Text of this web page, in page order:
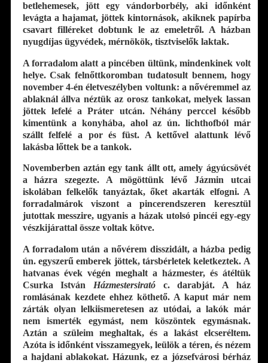
betlehemesek, jött egy vándorborbély, aki időnként
levágta a hajamat, jöttek kintornások, akiknek papírba
csavart filléreket dobtunk le az emeletről. A házban
nyugdíjas ügyvédek, mérnökök, tisztviselők laktak.
A forradalom alatt a pincében ültünk, mindenkinek volt
helye. Csak felnőttkoromban tudatosult bennem, hogy
november 4-én életveszélyben voltunk: a nővéremmel az
ablaknál állva néztük az orosz tankokat, melyek lassan
jöttek lefelé a Práter utcán. Néhány perccel később
kimentünk a konyhába, ahol az ún. lichthofból már
szállt felfelé a por és füst. A kettővel alattunk lévő
lakásba lőttek be a tankok.
Novemberben aztán egy tank állt ott, amely ágyúcsövét
a házra szegezte. A mögöttünk lévő Jázmin utcai
iskolában felkelők tanyáztak, őket akarták elfogni. A
forradalmárok viszont a pincerendszeren keresztül
jutottak messzire, ugyanis a házak utolsó pincéi egy-egy
vészkijárattal össze voltak kötve.
A forradalom után a nővérem disszidált, a házba pedig
ún. egyszerű emberek jöttek, társbérletek keletkeztek. A
hatvanas évek végén meghalt a házmester, és átéltük
Csurka István Házmestersiratóc. darabját. A ház
romlásának kezdete ehhez köthető. A kaput már nem
zárták olyan lelkiismeretesen az utódai, a lakók már
nem ismerték egymást, nem köszöntek egymásnak.
Aztán a szüleim meghaltak, és a lakást elcseréltem.
Azóta is időnként visszamegyek, leülök a téren, és nézem
a hajdani ablakokat. Házunk, ez a józsefvárosi bérház